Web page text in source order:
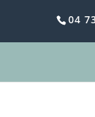
04
Le